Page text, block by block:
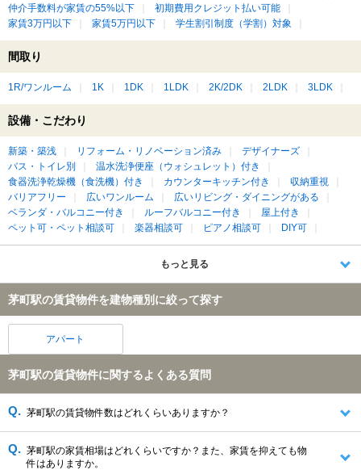
仲介手数料が家賃の55%以下
初期費用クレジット払い可能
家賃3万円以下
家賃5万円以下 学生割引制度（学割）対象
間取り
1R/ワンルーム 1K 1DK 1LDK 2K/2DK 2LDK 3LDK
設備・こだわり
新築・築浅 リフォーム・リノベーション済み
デザイナーズ
バス・トイレ別
温水洗浄便座（ウォシュレット）付き
食器洗浄乾燥機（食洗機）付き
カウンターキッチン付き
収納重視
バリアフリー
広いワンルーム
広いリビング・ダイニングがある
ベランダ・バルコニー付き
ルーフバルコニー付き
屋上付き
ペット可・ペット相談可
楽器相談可 ピアノ相談可 DIY可
もっと見る
茅町駅の賃貸物件を建物種別に絞って探す
アパート
茅町駅の賃貸物件に関するよくある質問
茅町駅の賃貸物件数はどれくらいありますか？
茅町駅の家賃相場はどれくらいですか？また、家賃を抑えても物
件はありますか。